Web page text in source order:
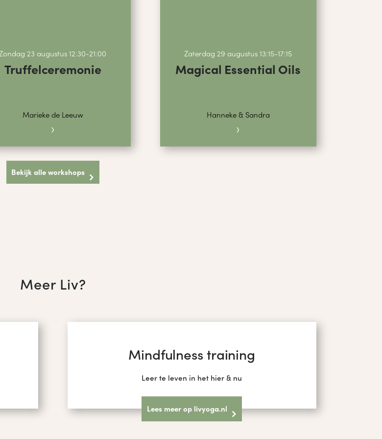
23 augustus 12:30-21:00
Truffelceremonie
Marieke de Leeuw
›
Zaterdag 29 augustus 13:15-17:15
Magical Essential Oils
Hanneke & Sandra
›
Bekijk alle workshops
Meer Liv?
Mindfulness training
Leer te leven in het hier & nu
Lees meer op livyoga.nl